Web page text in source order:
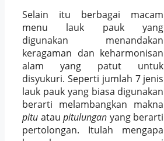
Selain itu berbagai macam
menu lauk pauk yang
digunakan menandakan
keragaman dan keharmonisan
alam yang patut untuk
disyukuri. Seperti jumlah 7 jenis
lauk pauk yang biasa digunakan
berarti melambangkan makna
pitu ataupitulungan yang berarti
pertolongan. Itulah mengapa